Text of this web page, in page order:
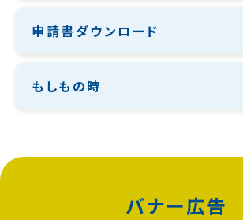
申請書ダウンロード
もしもの時
バナー広告